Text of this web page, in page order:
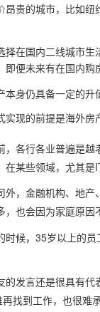
昂贵的城市，比如纽
择在国内二线城市生
即便未来有在国内购
本身仍具备一定的升
实现的前提是海外
，各行各业普遍是
在某些领域，尤其是
外，金融机构、地
，也会因为家庭原因
时候，35岁以上的
的发言还是很具有
再找到工作，也很难